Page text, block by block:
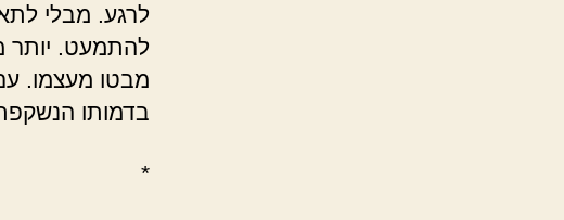
לרגע. מבלי
להתמעט. יותר
מבטו מעצמו.
בדמותו
*